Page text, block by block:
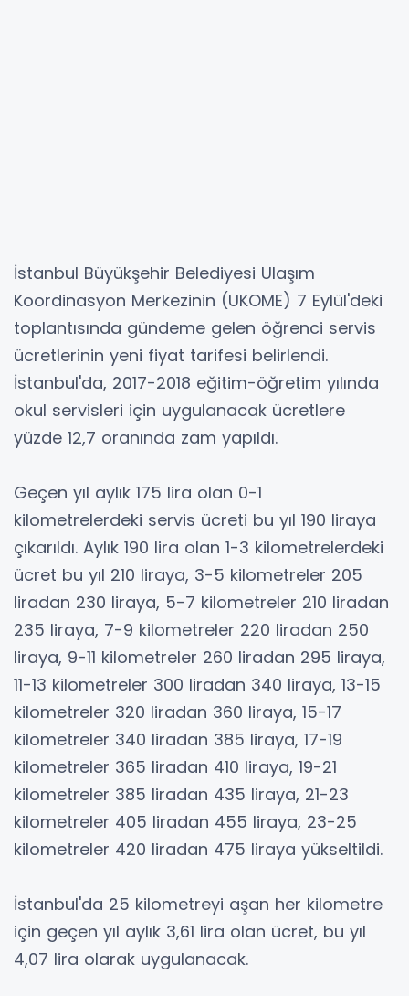
İstanbul Büyükşehir Belediyesi Ulaşım
Koordinasyon Merkezinin (UKOME) 7 Eylül'deki
toplantısında gündeme gelen öğrenci servis
ücretlerinin yeni fiyat tarifesi belirlendi.
İstanbul'da, 2017-2018 eğitim-öğretim yılında
okul servisleri için uygulanacak ücretlere
yüzde 12,7 oranında zam yapıldı.
Geçen yıl aylık 175 lira olan 0-1
kilometrelerdeki servis ücreti bu yıl 190 liraya
çıkarıldı. Aylık 190 lira olan 1-3 kilometrelerdeki
ücret bu yıl 210 liraya, 3-5 kilometreler 205
liradan 230 liraya, 5-7 kilometreler 210 liradan
235 liraya, 7-9 kilometreler 220 liradan 250
liraya, 9-11 kilometreler 260 liradan 295 liraya,
11-13 kilometreler 300 liradan 340 liraya, 13-15
kilometreler 320 liradan 360 liraya, 15-17
kilometreler 340 liradan 385 liraya, 17-19
kilometreler 365 liradan 410 liraya, 19-21
kilometreler 385 liradan 435 liraya, 21-23
kilometreler 405 liradan 455 liraya, 23-25
kilometreler 420 liradan 475 liraya yükseltildi.
İstanbul'da 25 kilometreyi aşan her kilometre
için geçen yıl aylık 3,61 lira olan ücret, bu yıl
4,07 lira olarak uygulanacak.